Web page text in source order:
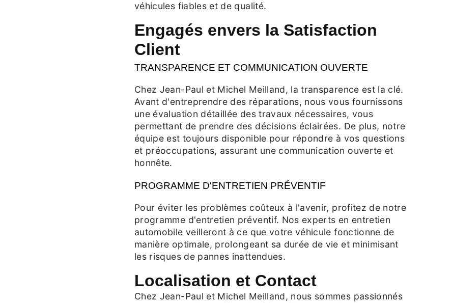
véhicules fiables et de qualité.
Engagés envers la Satisfaction
Client
TRANSPARENCE ET COMMUNICATION OUVERTE
Chez Jean-Paul et Michel Meilland, la transparence est la clé.
Avant d'entreprendre des réparations, nous vous fournissons
une évaluation détaillée des travaux nécessaires, vous
permettant de prendre des décisions éclairées. De plus, notre
équipe est toujours disponible pour répondre à vos questions
et préoccupations, assurant une communication ouverte et
honnête.
PROGRAMME D'ENTRETIEN PRÉVENTIF
Pour éviter les problèmes coûteux à l'avenir, profitez de notre
programme d'entretien préventif. Nos experts en entretien
automobile veilleront à ce que votre véhicule fonctionne de
manière optimale, prolongeant sa durée de vie et minimisant
les risques de pannes inattendues.
Localisation et Contact
Chez Jean-Paul et Michel Meilland, nous sommes passionnés